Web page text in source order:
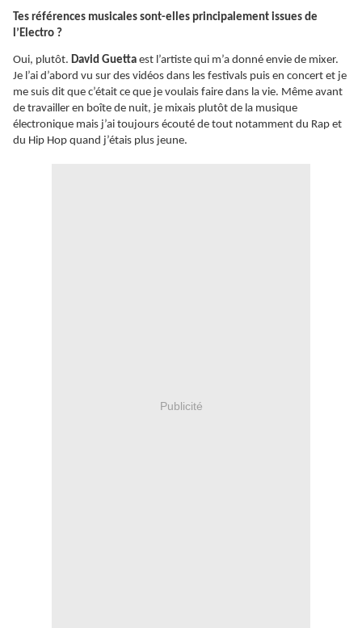
Tes références musicales sont-elles principalement issues de
l’Electro ?
Oui, plutôt. David Guetta est l’artiste qui m’a donné envie de mixer.
Je l’ai d’abord vu sur des vidéos dans les festivals puis en concert et je
me suis dit que c’était ce que je voulais faire dans la vie. Même avant
de travailler en boîte de nuit, je mixais plutôt de la musique
électronique mais j’ai toujours écouté de tout notamment du Rap et
du Hip Hop quand j’étais plus jeune.
Publicité